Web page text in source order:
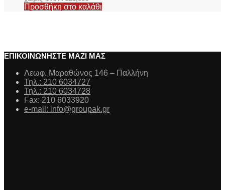
Προσθήκη στο καλάθι
ΕΠΙΚΟΙΝΩΝΗΣΤΕ ΜΑΖΙ ΜΑΣ
Λεωφ. Μαραθώνος 146 – Παλλήνη
Τηλ.: 210 6034727
Τηλ.: 210 6034728
Fax: 210 6033920
e-mail: info@groupak.gr